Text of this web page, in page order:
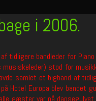
i 2006.
tidligere bandleder for
stod for
samlet et bigband af
Hotel Europa blev bandet
gæster var på